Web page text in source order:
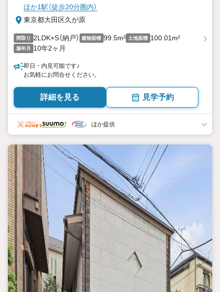
ほか1駅（徒歩20分圏内）
東京都大田区久が原
間取り 2LDK+S（納戸） 建物面積 99.5m² 土地面積 100.01m²
築年月 10年2ヶ月
即日・内見可能です♪
お気軽にお問合せください。
詳細を見る 見学予約
ほか提供